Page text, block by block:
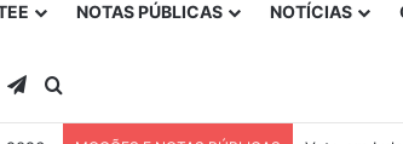
NOTAS PÚBLICAS NOTÍCIAS
InstagramTelegram